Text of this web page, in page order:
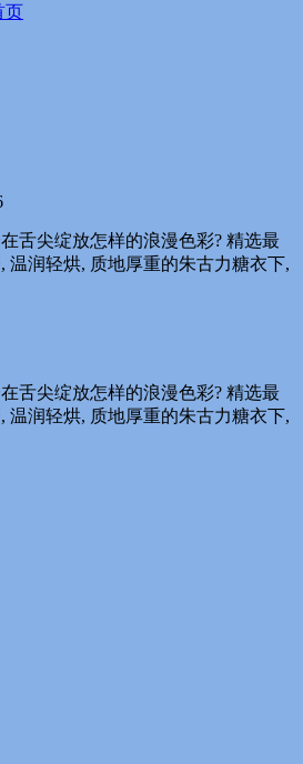
页
舌尖绽放怎样的浪漫色彩? 精选最
温润轻烘, 质地厚重的朱古力糖衣下,
舌尖绽放怎样的浪漫色彩? 精选最
温润轻烘, 质地厚重的朱古力糖衣下,